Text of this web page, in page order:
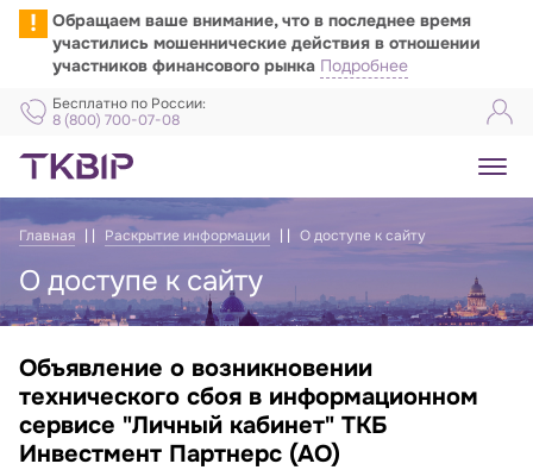
!
Обращаем ваше внимание, что в последнее время
участились мошеннические действия в отношении
участников финансового рынка Подробнее
Бесплатно по России:
8 (800) 700-07-08
Главная Раскрытие информации О доступе к сайту
О доступе к сайту
Объявление о доступе к сайту
Объявление о возникновении
технического сбоя в информационном
сервисе "Личный кабинет" ТКБ
Инвестмент Партнерс (АО)